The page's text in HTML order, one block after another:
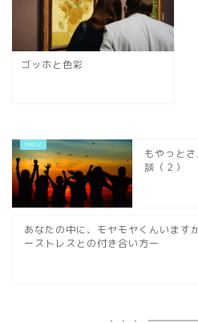
ゴッホと色彩
もやっと
談（２）
あなたの中に、モヤモヤくんいます
ーストレスとの付き合い方ー